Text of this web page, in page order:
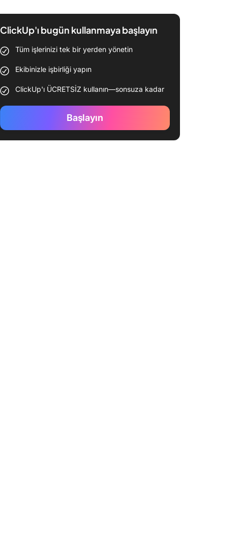
ClickUp'ı bugün kullanmaya başlayın
Tüm işlerinizi tek bir yerden yönetin
Ekibinizle işbirliği yapın
ClickUp'ı ÜCRETSİZ kullanın—sonsuza kadar
Başlayın